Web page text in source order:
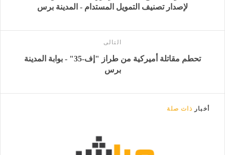
لإصدار تصنيف التمويل المستدام - المدينة برس
التالى
تحطم مقاتلة أميركية من طراز "إف-35" - بوابة المدينة
برس
أخبار ذات صلة